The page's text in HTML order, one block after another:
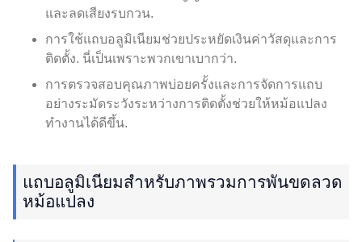
และลดเสียงรบกวน.
การใช้แถบอลูมิเนียมช่วยประหยัดเงินค่าวัสดุและการ
ติดตั้ง. นี่เป็นเพราะพวกเขาเบากว่า.
การตรวจสอบคุณภาพบ่อยครั้งและการจัดการแถบ
อย่างระมัดระวังระหว่างการติดตั้งช่วยให้หม้อแปลง
ทำงานได้ดีขึ้น.
แถบอลูมิเนียมสำหรับภาพรวมการพันขดลวด
หม้อแปลง